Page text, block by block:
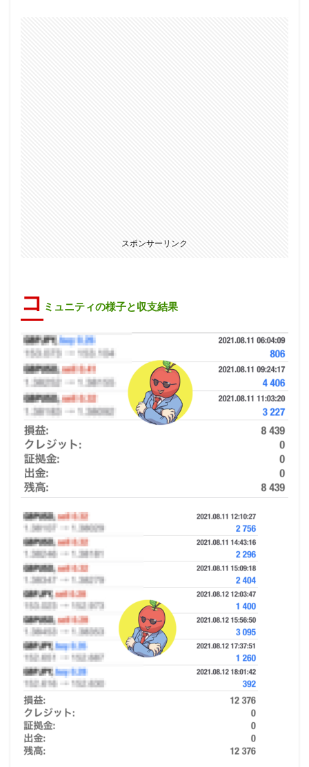
スポンサーリンク
コ ミュニティの様子と収支結果